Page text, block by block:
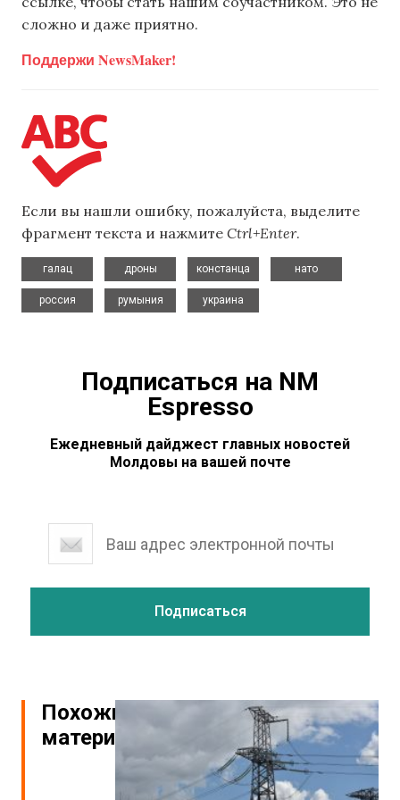
сложно и даже приятно.
Поддержи NewsMaker!
Если вы нашли ошибку, пожалуйста, выделите
фрагмент текста и нажмите Ctrl+Enter.
галац
дроны
констанца
нато
россия
румыния
украина
Подписаться на NM
Espresso
Ежедневный дайджест главных новостей
Молдовы на вашей почте
Похожие
материалы